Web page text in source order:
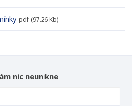
pdf (97.26 Kb)
nic neunikne